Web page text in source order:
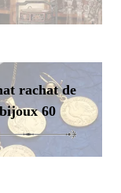
rachat de
bijoux 60